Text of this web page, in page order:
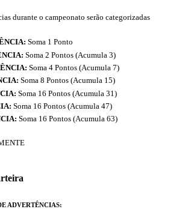
durante o campeonato serão categorizadas
Soma 1 Ponto
Soma 2 Pontos (Acumula 3)
Soma 4 Pontos (Acumula 7)
Soma 8 Pontos (Acumula 15)
Soma 16 Pontos (Acumula 31)
Soma 16 Pontos (Acumula 47)
Soma 16 Pontos (Acumula 63)
ADVERTÊNCIAS: